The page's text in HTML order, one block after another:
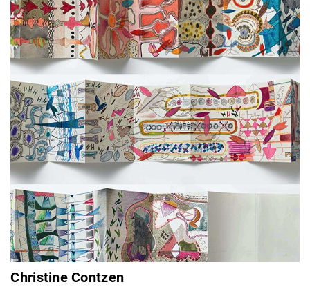
Christine Contzen